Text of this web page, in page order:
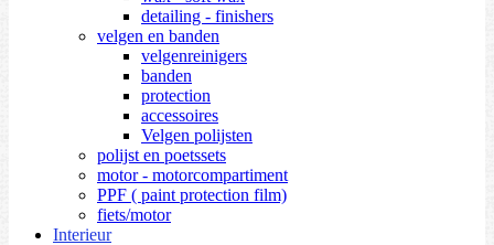
detailing - finishers
velgen en banden
velgenreinigers
banden
protection
accessoires
Velgen polijsten
polijst en poetssets
motor - motorcompartiment
PPF ( paint protection film)
fiets/motor
Interieur